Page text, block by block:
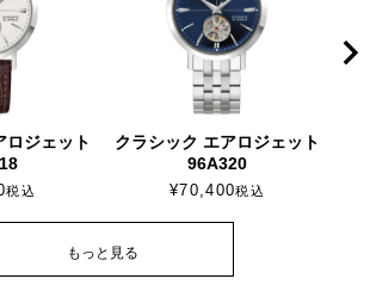
ロジェット
税込
クラシック エアロジェット
96A320
¥70,400税込
もっと見る